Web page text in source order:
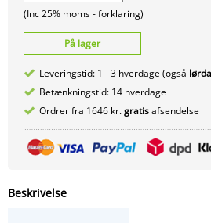
(Inc 25% moms -forklaring)
På lager
Leveringstid: 1 - 3 hverdage (også
Betænkningstid: 14 hverdage
Ordrer fra 1646 kr.gratisafsendelse
Beskrivelse